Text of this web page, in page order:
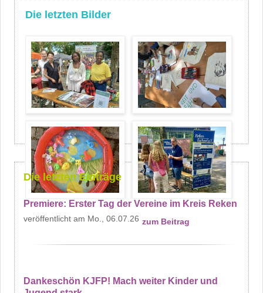
Die letzten Bilder
Die letzten Einträge
Premiere: Erster Tag der Vereine im Kreis Reken
Mo., 06.07.26 zum Beitrag
Dankeschön KJFP! Mach weiter Kinder und